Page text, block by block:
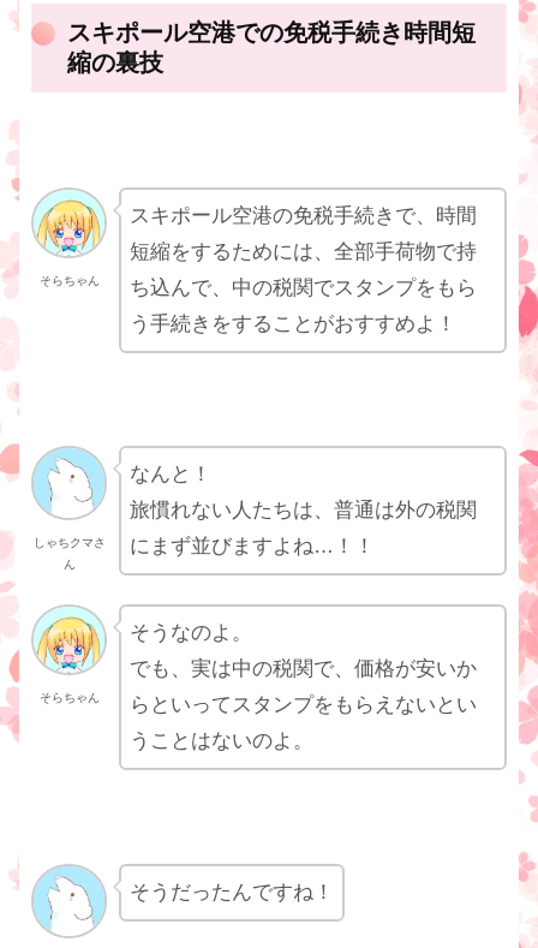
スキポール空港での免税手続き時間短
縮の裏技
そらちゃん
スキポール空港の免税手続きで、時間
短縮をするためには、全部手荷物で持
ち込んで、中の税関でスタンプをもら
う手続きをすることがおすすめよ！
しゃちクマさ
ん
なんと！
旅慣れない人たちは、普通は外の税関
にまず並びますよね…！！
そらちゃん
そうなのよ。
でも、実は中の税関で、価格が安いか
らといってスタンプをもらえないとい
うことはないのよ。
そうだったんですね！